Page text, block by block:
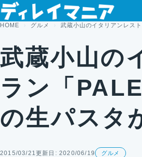
コンテンツへスキップ
HOME グルメ 武蔵小山のイタリアンレス
武蔵小山の
ラン「
の生パスタ
2015/03/21 更新日: 2020/06/19 グルメ